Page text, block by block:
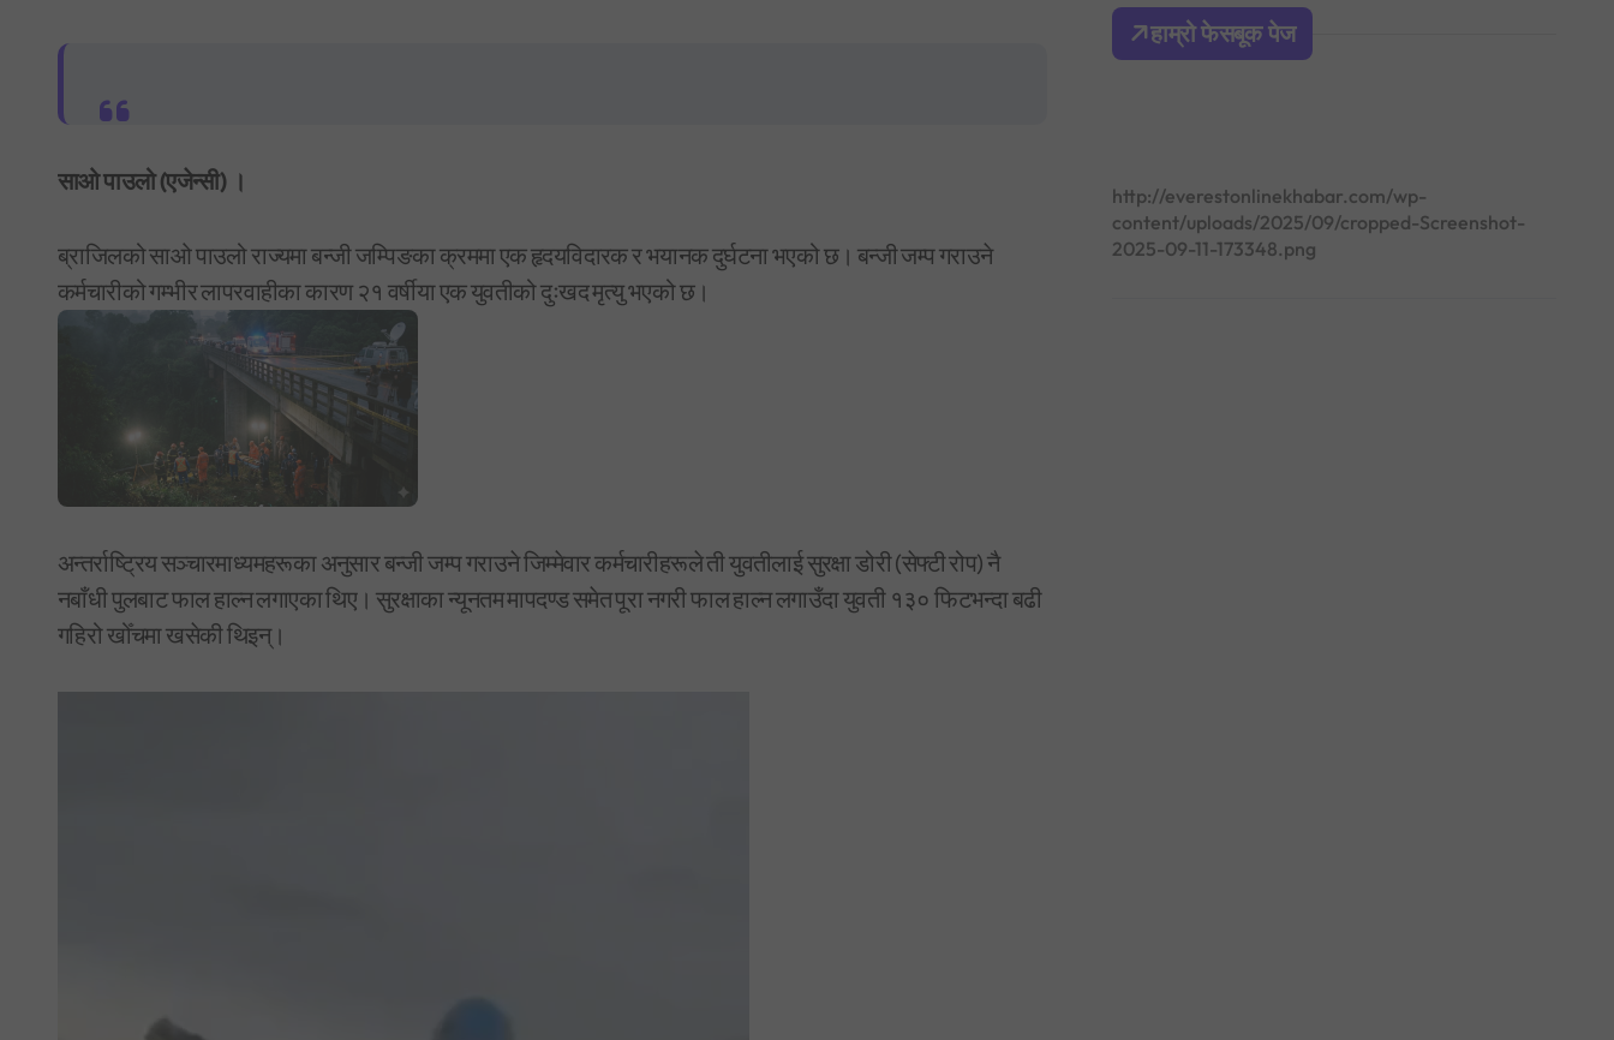
साओ पाउलो (एजेन्सी) ।
ब्राजिलको साओ पाउलो राज्यमा बन्जी जम्पिङका क्रममा एक हृदयविदारक र भयानक दुर्घटना भएको छ। बन्जी जम्प गराउने
कर्मचारीको गम्भीर लापरवाहीका कारण २१ वर्षीया एक युवतीको दुःखद मृत्यु भएको छ।
अन्तर्राष्ट्रिय सञ्चारमाध्यमहरूका अनुसार बन्जी जम्प गराउने जिम्मेवार कर्मचारीहरूले ती युवतीलाई सुरक्षा डोरी (सेफ्टी रोप) नै
नबाँधी पुलबाट फाल हाल्न लगाएका थिए। सुरक्षाका न्यूनतम मापदण्ड समेत पूरा नगरी फाल हाल्न लगाउँदा युवती १३० फिटभन्दा बढी
गहिरो खोँचमा खसेकी थिइन्।
h
o
हाम्रो फेसबूक पेज
http://everestonlinekhabar.com/wp-
content/uploads/2025/09/cropped-Screenshot-
2025-09-11-173348.png